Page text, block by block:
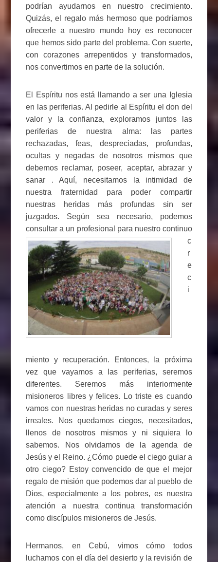
podrían ayudarnos en nuestro crecimiento.
Quizás, el regalo más hermoso que podríamos
ofrecerle a nuestro mundo hoy es reconocer
que hemos sido parte del problema. Con suerte,
con corazones arrepentidos y transformados,
nos convertimos en parte de la solución.
El Espíritu nos está llamando a ser una Iglesia
en las periferias. Al pedirle al Espíritu el don del
valor y la confianza, exploramos juntos las
periferias de nuestra alma: las partes
rechazadas, feas, despreciadas, profundas,
ocultas y negadas de nosotros mismos que
debemos reclamar, poseer, aceptar, abrazar y
sanar . Aquí, necesitamos la intimidad de
nuestra fraternidad para poder compartir
nuestras heridas más profundas sin ser
juzgados. Según sea necesario, podemos
consultar a un profesional para nuestro continuo
c
r
e
c
i
miento y recuperación. Entonces, la próxima
vez que vayamos a las periferias, seremos
diferentes. Seremos más interiormente
misioneros libres y felices. Lo triste es cuando
vamos con nuestras heridas no curadas y seres
irreales. Nos quedamos ciegos, necesitados,
llenos de nosotros mismos y ni siquiera lo
sabemos. Nos olvidamos de la agenda de
Jesús y el Reino. ¿Cómo puede el ciego guiar a
otro ciego? Estoy convencido de que el mejor
regalo de misión que podemos dar al pueblo de
Dios, especialmente a los pobres, es nuestra
atención a nuestra continua transformación
como discípulos misioneros de Jesús.
Hermanos, en Cebú, vimos cómo todos
luchamos con el día del desierto y la revisión de